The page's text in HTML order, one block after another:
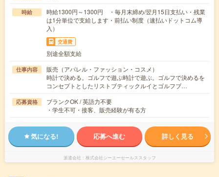
時給
時給1300円～1300円 ・毎月末締め/翌月15日支払い・残業
は1分単位で支給します・前払い制度（速払いドットコム導
入）
交通費
別途全額支給
仕事内容
販売（アパレル・ファッション・コスメ）
時計で決める。ゴルフで遊ぶ時計で遊ぶ。ゴルフで決めるを
コンセプトとしたリストブティックルイとゴルフブ…
応募資格
ブランクOK / 英語力不要
・学生不可・接客、販売経験が有る方
気になる! 応募へ進む 詳しく見る
派遣会社 株式会社シーエーセールススタッフ